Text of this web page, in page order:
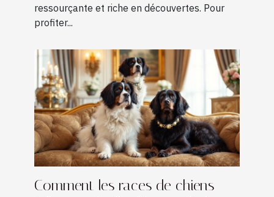
ressourçante et riche en découvertes. Pour
profiter...
Comment les races de chiens